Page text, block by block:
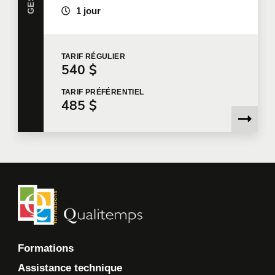
fournir les services.
communications commerciales.
1 jour
TARIF RÉGULIER
540 $
TARIF PRÉFÉRENTIEL
485 $
Formations
Assistance technique